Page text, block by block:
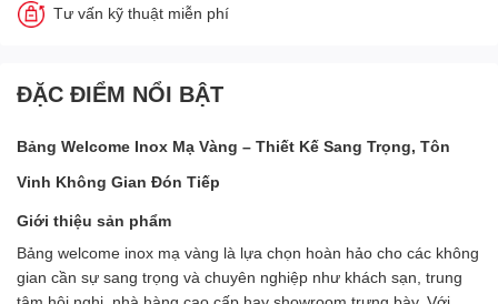
Tư vấn kỹ thuật miễn phí
ĐẶC ĐIỂM NỔI BẬT
Bảng Welcome Inox Mạ Vàng – Thiết Kế Sang Trọng, Tôn
Vinh Không Gian Đón Tiếp
Giới thiệu sản phẩm
Bảng welcome inox mạ vàng là lựa chọn hoàn hảo cho các không
gian cần sự sang trọng và chuyên nghiệp như khách sạn, trung